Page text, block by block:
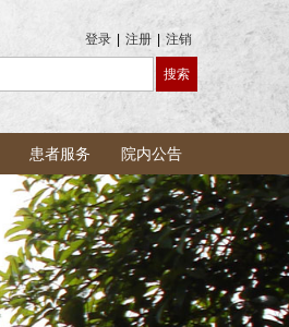
登录 注册 注销
患者服务 院内公告